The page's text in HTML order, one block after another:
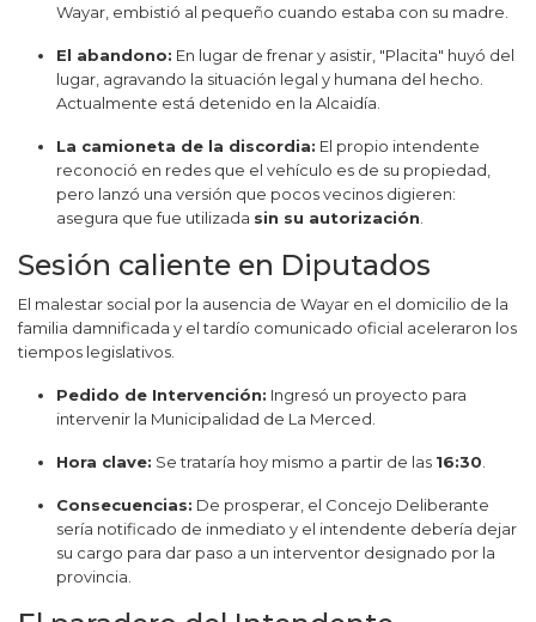
Wayar, embistió al pequeño cuando estaba con su madre.
El abandono: En lugar de frenar y asistir, "Placita" huyó del
lugar, agravando la situación legal y humana del hecho.
Actualmente está detenido en la Alcaidía.
La camioneta de la discordia: El propio intendente
reconoció en redes que el vehículo es de su propiedad,
pero lanzó una versión que pocos vecinos digieren:
asegura que fue utilizada sin su autorización
Sesión caliente en Diputados
El malestar social por la ausencia de Wayar en el domicilio de la
familia damnificada y el tardío comunicado oficial aceleraron los
tiempos legislativos.
Pedido de Intervención: Ingresó un proyecto para
intervenir la Municipalidad de La Merced.
Hora clave: Se trataría hoy mismo a partir de las 16:30
Consecuencias: De prosperar, el Concejo Deliberante
sería notificado de inmediato y el intendente debería dejar
su cargo para dar paso a un interventor designado por la
provincia.